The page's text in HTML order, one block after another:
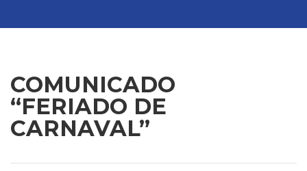
COMUNICADO
“FERIADO DE
CARNAVAL”